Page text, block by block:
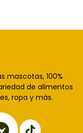
mascotas, 100%
de alimentos
ropa y más.